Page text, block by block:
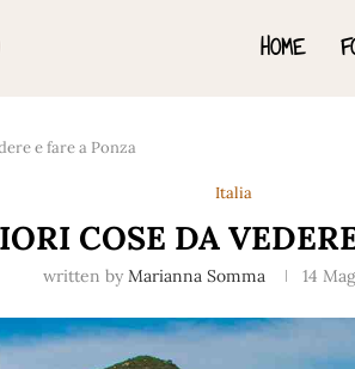
HOME
e fare a Ponza
Italia
COSE DA
written byMarianna Somma 14